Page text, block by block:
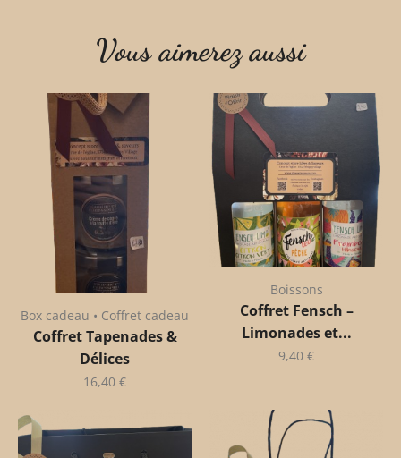
Vous aimerez aussi
Box cadeau • Coffret cadeau
Coffret Tapenades &
Délices
16,40 €
Boissons
Coffret Fensch –
Limonades et...
9,40 €